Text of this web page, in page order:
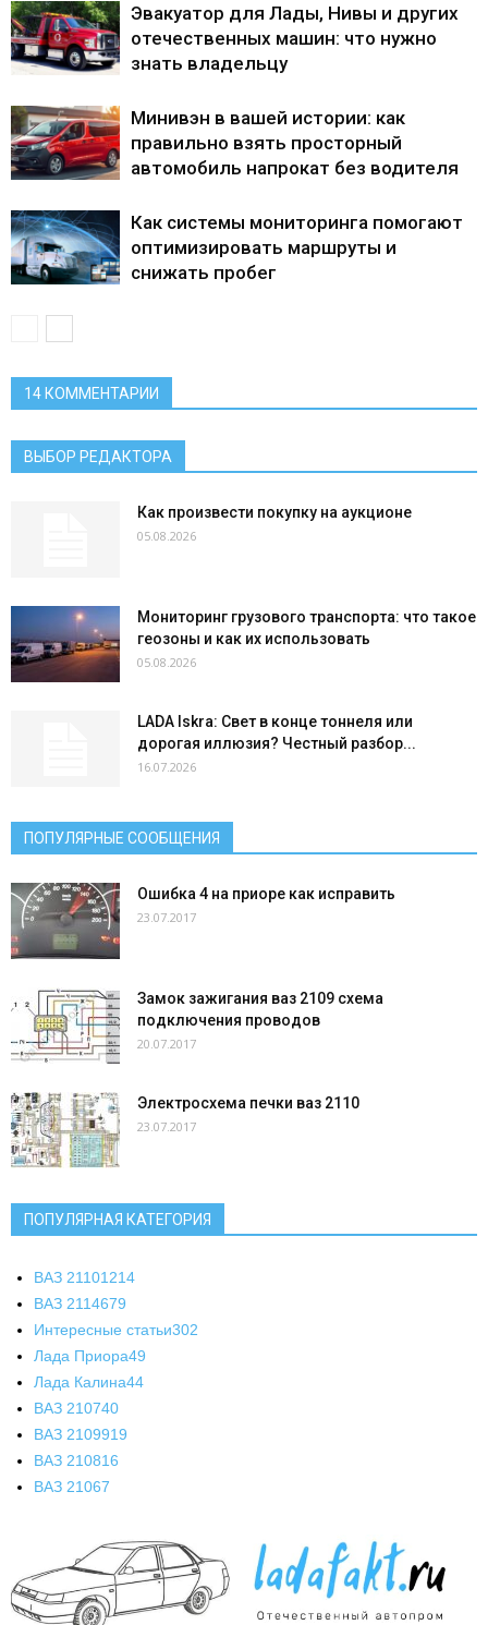
Эвакуатор для Лады, Нивы и других
отечественных машин: что нужно
знать владельцу
Минивэн в вашей истории: как
правильно взять просторный
автомобиль напрокат без водителя
Как системы мониторинга помогают
оптимизировать маршруты и
снижать пробег
14 КОММЕНТАРИИ
ВЫБОР РЕДАКТОРА
Как произвести покупку на аукционе
05.08.2026
Мониторинг грузового транспорта: что такое
геозоны и как их использовать
05.08.2026
LADA Iskra: Свет в конце тоннеля или
дорогая иллюзия? Честный разбор...
16.07.2026
ПОПУЛЯРНЫЕ СООБЩЕНИЯ
Ошибка 4 на приоре как исправить
23.07.2017
Замок зажигания ваз 2109 схема
подключения проводов
20.07.2017
Электросхема печки ваз 2110
23.07.2017
ПОПУЛЯРНАЯ КАТЕГОРИЯ
ВАЗ 21101214
ВАЗ 2114679
Интересные статьи302
Лада Приора49
Лада Калина44
ВАЗ 210740
ВАЗ 2109919
ВАЗ 210816
ВАЗ 21067